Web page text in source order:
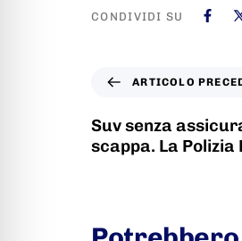
CONDIVIDI SU
ARTICOLO
Suv senza
scappa. La Polizia